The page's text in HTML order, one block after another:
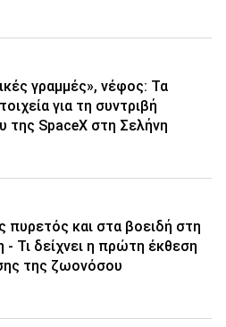
γραμμές», νέφος: Τα
για τη συντριβή
της SpaceX στη Σελήνη
και στα βοειδή στη
- Τι δείχνει η πρώτη έκθεση
της ζωονόσου